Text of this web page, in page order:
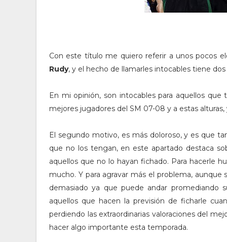
Con este título me quiero referir a unos pocos
Rudy, y el hecho de llamarles intocables tiene
En mi opinión, son intocables para aquellos
mejores jugadores del SM 07-08 y a estas
El segundo motivo, es más doloroso, y es que
que no los tengan, en este apartado destaca
aquellos que no lo hayan fichado. Para hacerle
mucho. Y para agravar más el problema, aunque
demasiado ya que puede andar promediando
aquellos que hacen la previsión de ficharle
perdiendo las extraordinarias valoraciones del
hacer algo importante esta temporada.